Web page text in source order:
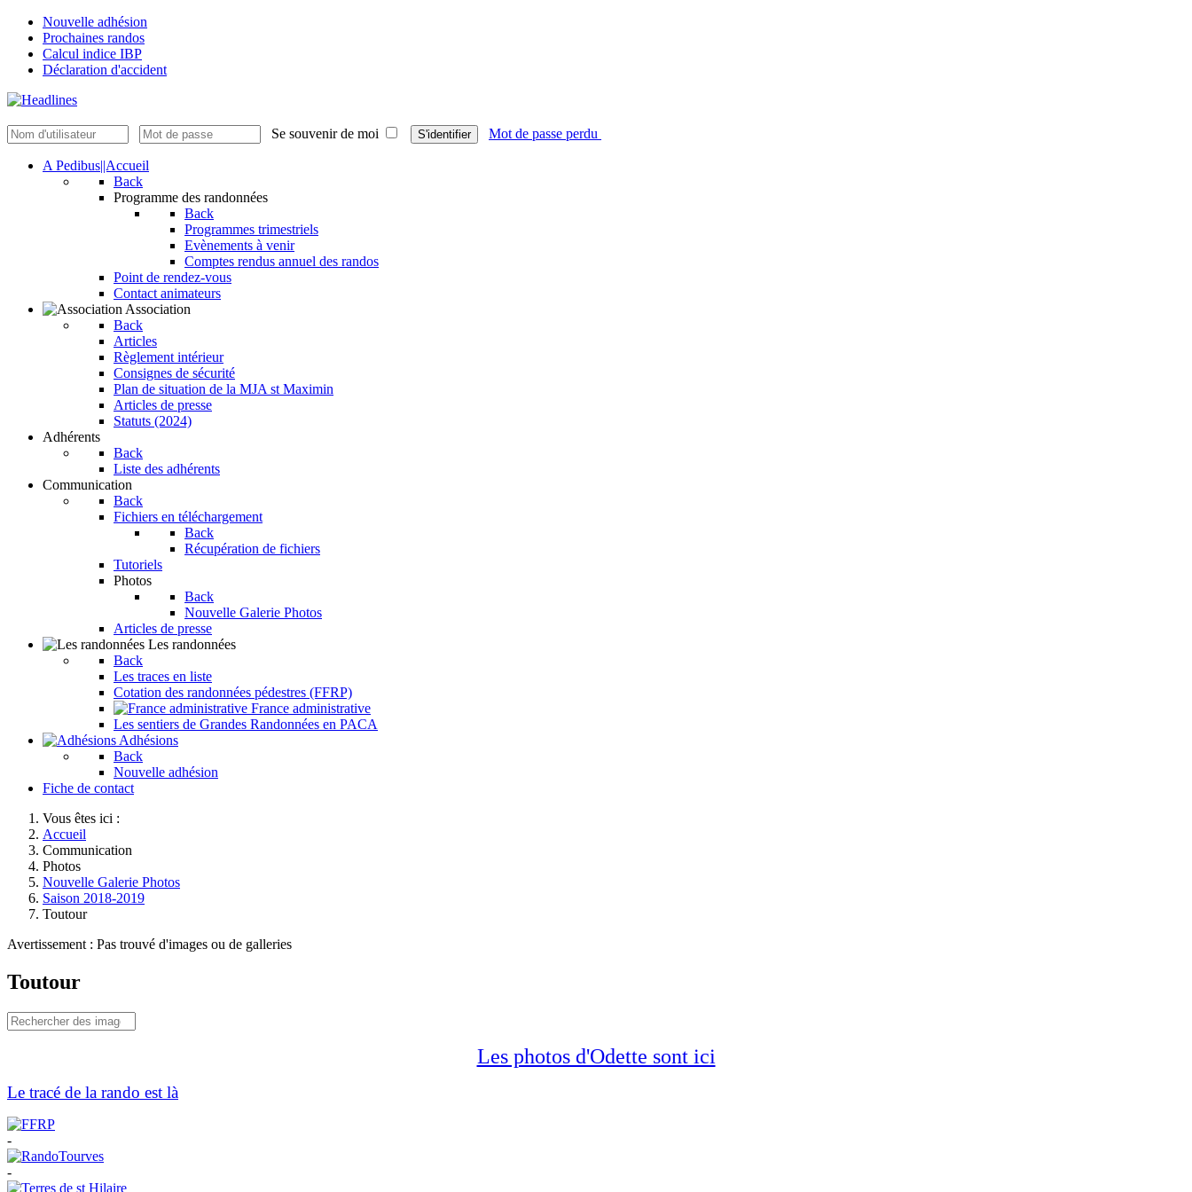
Nouvelle adhésion
Prochaines randos
Calcul indice IBP
Déclaration d'accident
Se souvenir de moi S'identifier Mot de passe perdu
A Pedibus||Accueil
Back
Programme des randonnées
Back
Programmes trimestriels
Evènements à venir
Comptes rendus annuel des randos
Point de rendez-vous
Contact animateurs
Association
Back
Articles
Règlement intérieur
Consignes de sécurité
Plan de situation de la MJA st Maximin
Articles de presse
Statuts (2024)
Adhérents
Back
Liste des adhérents
Communication
Back
Fichiers en téléchargement
Back
Récupération de fichiers
Tutoriels
Photos
Back
Nouvelle Galerie Photos
Articles de presse
Les randonnées
Back
Les traces en liste
Cotation des randonnées pédestres (FFRP)
France administrative
Les sentiers de Grandes Randonnées en PACA
Adhésions
Back
Nouvelle adhésion
Fiche de contact
Vous êtes ici :
Accueil
Communication
Photos
Nouvelle Galerie Photos
Saison 2018-2019
Toutour
Avertissement : Pas trouvé d'images ou de galleries
Toutour
Les photos d'Odette sont ici
Le tracé de la rando est là
-
-